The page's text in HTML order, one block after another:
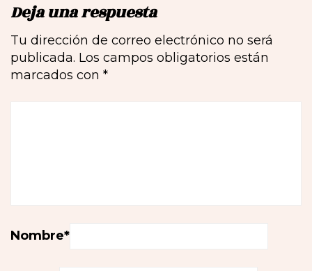
Deja una respuesta
Tu dirección de correo electrónico no será
publicada. Los campos obligatorios están
marcados con *
Nombre*